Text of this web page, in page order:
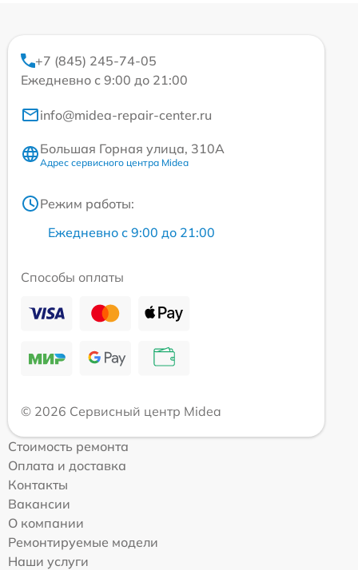
+7 (845) 245-74-05
Ежедневно с 9:00 до 21:00
info@midea-repair-center.ru
Большая Горная улица, 310А
Адрес сервисного центра Midea
Режим работы:
Ежедневно с 9:00 до 21:00
Способы оплаты
© 2026 Сервисный центр Midea
Стоимость ремонта
Оплата и доставка
Контакты
Вакансии
О компании
Ремонтируемые модели
Наши услуги